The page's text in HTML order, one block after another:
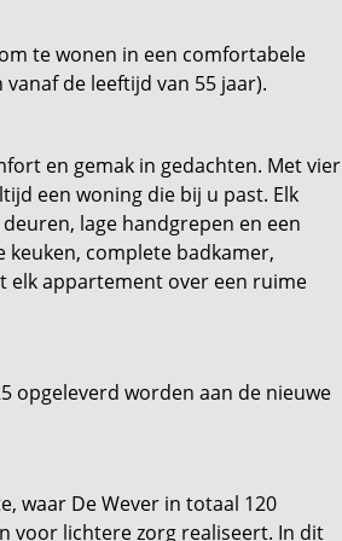
te wonen in een comfortabele
de leeftijd van 55 jaar).
en gemak in gedachten. Met vier
een woning die bij u past. Elk
lage handgrepen en een
complete badkamer,
elk appartement over een ruime
opgeleverd worden aan de nieuwe
waar De Wever in totaal 120
voor lichtere zorg realiseert. In dit